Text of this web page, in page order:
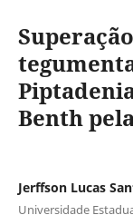
Benth
Jerffson Lucas
Universidade